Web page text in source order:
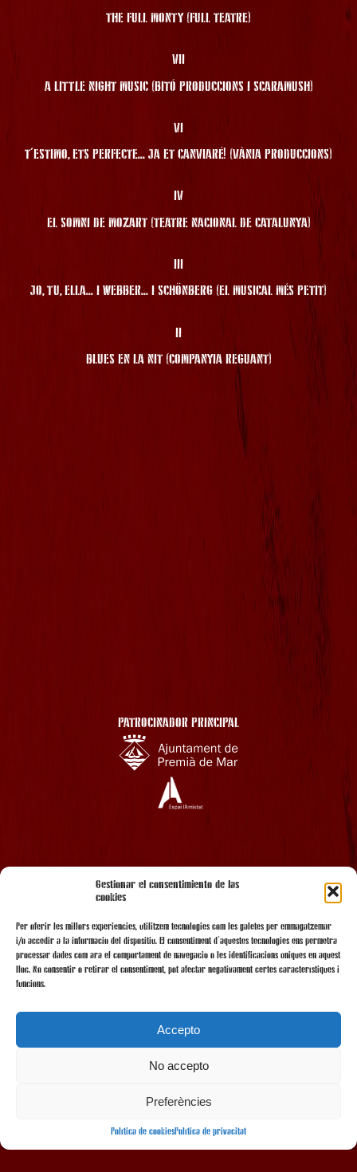
Gestionar el consentimiento de las
cookies
Per oferir les millors experiències, utilitzem tecnologies com les galetes per emmagatzemar
i/o accedir a la informació del dispositiu. El consentiment d'aquestes tecnologies ens permetrà
processar dades com ara el comportament de navegació o les identificacions úniques en aquest
lloc. No consentir o retirar el consentiment, pot afectar negativament certes característiques i
funcions.
Accepto
No accepto
Preferències
Política de cookiesPolítica de privacitat
THE FULL MONTY (FULL TEATRE)
VII
A LITTLE NIGHT MUSIC (BITÓ PRODUCCIONS I SCARAMUSH)
VI
T'ESTIMO, ETS PERFECTE... JA ET CANVIARÉ! (VÀNIA PRODUCCIONS)
IV
EL SOMNI DE MOZART (TEATRE NACIONAL DE CATALUNYA)
III
JO, TU, ELLA... I WEBBER... I SCHÖNBERG (EL MUSICAL MÉS PETIT)
II
BLUES EN LA NIT (COMPANYIA REGUANT)
PATROCINADOR PRINCIPAL
AMB EL SUPORT
AMB LA COL·LABORACIÓ